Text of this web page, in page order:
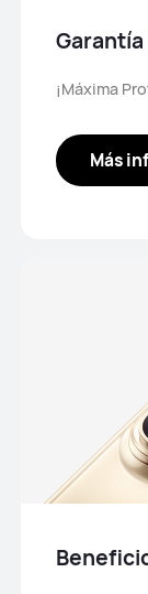
Garantía
¡Máxima
Más